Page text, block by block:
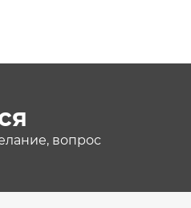
вопрос